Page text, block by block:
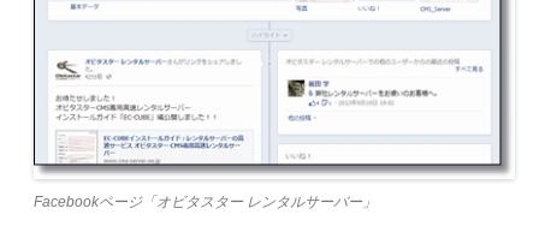
Facebookページ「オビタスター レンタルサーバー」